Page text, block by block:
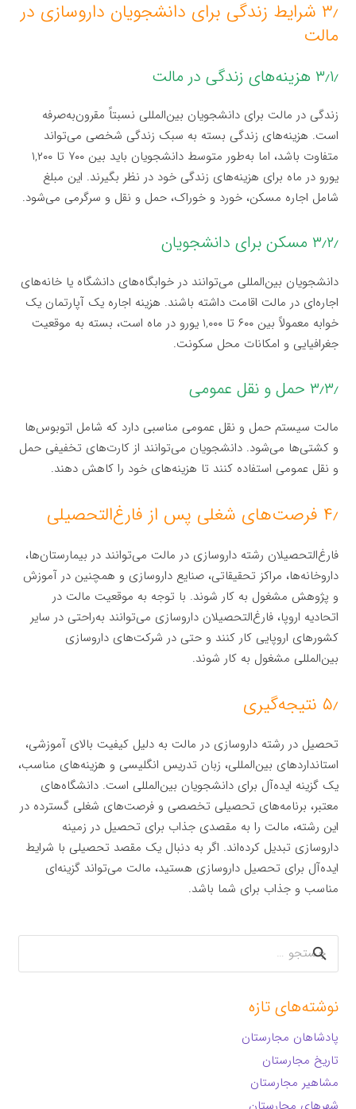
۳٫ شرایط زندگی برای دانشجویان داروسازی در
مالت
۳٫۱٫ هزینه‌های زندگی در مالت
زندگی در مالت برای دانشجویان بین‌المللی نسبتاً مقرون‌به‌صرفه
است. هزینه‌های زندگی بسته به سبک زندگی شخصی می‌تواند
متفاوت باشد، اما به‌طور متوسط دانشجویان باید بین ۷۰۰ تا ۱,۲۰۰
یورو در ماه برای هزینه‌های زندگی خود در نظر بگیرند. این مبلغ
شامل اجاره مسکن، خورد و خوراک، حمل و نقل و سرگرمی می‌شود.
۳٫۲٫ مسکن برای دانشجویان
دانشجویان بین‌المللی می‌توانند در خوابگاه‌های دانشگاه یا خانه‌های
اجاره‌ای در مالت اقامت داشته باشند. هزینه اجاره یک آپارتمان یک
خوابه معمولاً بین ۶۰۰ تا ۱,۰۰۰ یورو در ماه است، بسته به موقعیت
جغرافیایی و امکانات محل سکونت.
۳٫۳٫ حمل و نقل عمومی
مالت سیستم حمل و نقل عمومی مناسبی دارد که شامل اتوبوس‌ها
و کشتی‌ها می‌شود. دانشجویان می‌توانند از کارت‌های تخفیفی حمل
و نقل عمومی استفاده کنند تا هزینه‌های خود را کاهش دهند.
۴٫ فرصت‌های شغلی پس از فارغ‌التحصیلی
فارغ‌التحصیلان رشته داروسازی در مالت می‌توانند در بیمارستان‌ها،
داروخانه‌ها، مراکز تحقیقاتی، صنایع داروسازی و همچنین در آموزش
و پژوهش مشغول به کار شوند. با توجه به موقعیت مالت در
اتحادیه اروپا، فارغ‌التحصیلان داروسازی می‌توانند به‌راحتی در سایر
کشورهای اروپایی کار کنند و حتی در شرکت‌های داروسازی
بین‌المللی مشغول به کار شوند.
۵٫ نتیجه‌گیری
تحصیل در رشته داروسازی در مالت به دلیل کیفیت بالای آموزشی،
استانداردهای بین‌المللی، زبان تدریس انگلیسی و هزینه‌های مناسب،
یک گزینه ایده‌آل برای دانشجویان بین‌المللی است. دانشگاه‌های
معتبر، برنامه‌های تحصیلی تخصصی و فرصت‌های شغلی گسترده در
این رشته، مالت را به مقصدی جذاب برای تحصیل در زمینه
داروسازی تبدیل کرده‌اند. اگر به دنبال یک مقصد تحصیلی با شرایط
ایده‌آل برای تحصیل داروسازی هستید، مالت می‌تواند گزینه‌ای
مناسب و جذاب برای شما باشد.
جستجو
برای:
نوشته‌های تازه
پادشاهان مجارستان
تاریخ مجارستان
مشاهیر مجارستان